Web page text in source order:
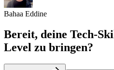
Bahaa Eddine
Bereit, deine Tech-
Level zu bringen?